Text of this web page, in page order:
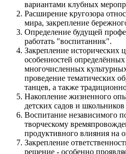
вариантами клубных
Расширение кругозора
мира, закрепление
Определение будущей
работать "воспитанник".
Закрепление исторических
особенностей
многочисленных
проведение тематических
танцев, а также
Накопление жизненного
детских садов и
Воспитание независимого
творческому
продуктивного влияния на
Закрепление
решение - особенно